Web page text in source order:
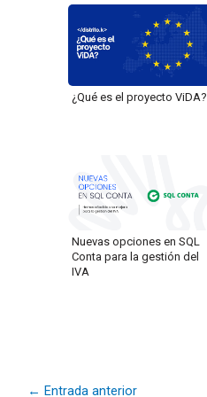
¿Qué es el proyecto ViDA?
Nuevas opciones en SQL
Conta para la gestión del
IVA
← Entrada anterior